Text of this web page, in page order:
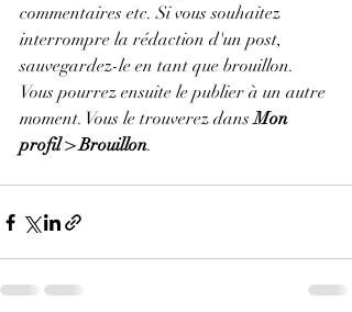
commentaires etc. Si vous souhaitez
interrompre la rédaction d'un post,
sauvegardez-le en tant que brouillon.
Vous pourrez ensuite le publier à un autre
moment. Vous le trouverez dans Mon
profil > Brouillon.